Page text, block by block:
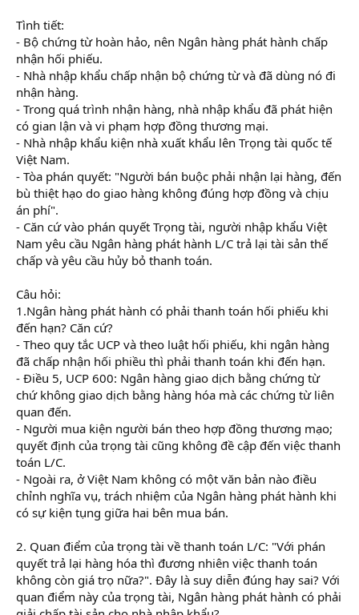
Tình tiết:
- Bộ chứng từ hoàn hảo, nên Ngân hàng phát hành chấp
nhận hối phiếu.
- Nhà nhập khẩu chấp nhận bộ chứng từ và đã dùng nó đi
nhận hàng.
- Trong quá trình nhận hàng, nhà nhập khẩu đã phát hiện
có gian lận và vi phạm hợp đồng thương mại.
- Nhà nhập khẩu kiện nhà xuất khẩu lên Trọng tài quốc tế
Việt Nam.
- Tòa phán quyết: "Người bán buộc phải nhận lại hàng, đến
bù thiệt hạo do giao hàng không đúng hợp đồng và chịu
án phí".
- Căn cứ vào phán quyết Trọng tài, người nhập khẩu Việt
Nam yêu cầu Ngân hàng phát hành L/C trả lại tài sản thế
chấp và yêu cầu hủy bỏ thanh toán.
Câu hỏi:
1.Ngân hàng phát hành có phải thanh toán hối phiếu khi
đến hạn? Căn cứ?
- Theo quy tắc UCP và theo luật hối phiếu, khi ngân hàng
đã chấp nhận hối phiều thì phải thanh toán khi đến hạn.
- Điều 5, UCP 600: Ngân hàng giao dịch bằng chứng từ
chứ không giao dịch bằng hàng hóa mà các chứng từ liên
quan đến.
- Người mua kiện người bán theo hợp đồng thương mạo;
quyết định của trọng tài cũng không đề cập đến việc thanh
toán L/C.
- Ngoài ra, ở Việt Nam không có một văn bản nào điều
chỉnh nghĩa vụ, trách nhiệm của Ngân hàng phát hành khi
có sự kiện tụng giữa hai bên mua bán.
2. Quan điểm của trọng tài về thanh toán L/C: "Với phán
quyết trả lại hàng hóa thì đương nhiên việc thanh toán
không còn giá trọ nữa?". Đây là suy diễn đúng hay sai? Với
quan điểm này của trọng tài, Ngân hàng phát hành có phải